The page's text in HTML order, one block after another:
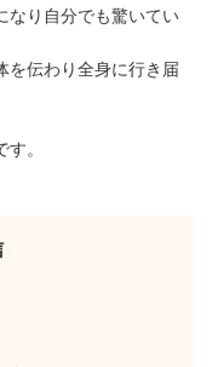
なり自分でも驚いてい
を伝わり全身に行き届
。